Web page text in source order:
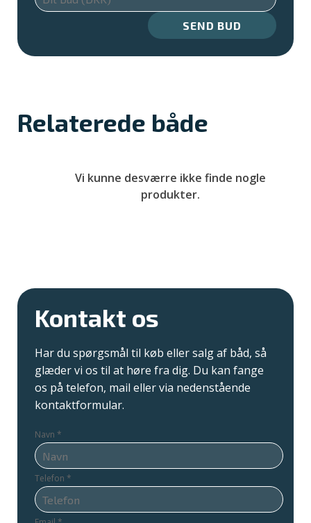
SEND BUD
Relaterede både
Vi kunne desværre ikke finde nogle
produkter.
Kontakt os
Har du spørgsmål til køb eller salg af båd, så
glæder vi os til at høre fra dig. Du kan fange
os på telefon, mail eller via nedenstående
kontaktformular.
Navn *
Telefon *